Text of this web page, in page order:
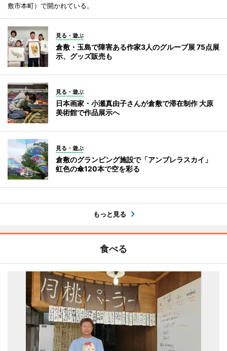
敷市本町）で開かれている。
見る・遊ぶ
倉敷・玉島で障害ある作家3人のグループ展 75点展
示、グッズ販売も
見る・遊ぶ
日本画家・小瀬真由子さんが倉敷で滞在制作 大原
美術館で作品展示へ
見る・遊ぶ
倉敷のグランピング施設で「アンブレラスカイ」
虹色の傘120本で空を彩る
もっと見る
食べる